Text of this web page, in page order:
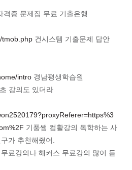
격증 문제집 무료 기출은행
tmob.php 건시스템 기출문제 답안
intro 경남평생학습원
강의도 있더라
기풍쌤 컴활강의 독학하는 사
가 추천해줬어.
료강의나 해커스 무료강의 많이 듣